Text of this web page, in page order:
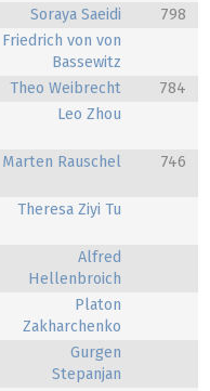
Soraya Saeidi
798
Friedrich von von
Bassewitz
Theo Weibrecht
784
Leo Zhou
Marten Rauschel 746
Theresa Ziyi Tu
Alfred
Hellenbroich
Platon
Zakharchenko
Gurgen
Stepanjan